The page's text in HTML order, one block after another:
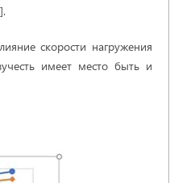
скорости нагружения
имеет место быть и